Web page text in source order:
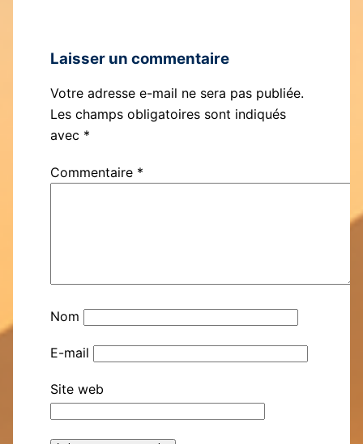
Laisser un commentaire
Votre adresse e-mail ne sera pas publiée.
Les champs obligatoires sont indiqués
avec *
Commentaire *
Nom
E-mail
Site web